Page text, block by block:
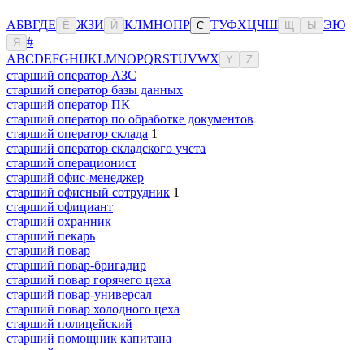
АБВГДЕ Ё ЖЗИ Й КЛМНОПР С ТУФХЦЧШ Ы ЭЮ
Я
#
ABCDEFGHIJKLMNOPQRSTUVWX Y Z
старший оператор АЗС
старший оператор базы данных
старший оператор ПК
старший оператор по обработке документов
старший оператор склада 1
старший оператор складского учета
старший операционист
старший офис-менеджер
старший офисный сотрудник 1
старший официант
старший охранник
старший пекарь
старший повар
старший повар-бригадир
старший повар горячего цеха
старший повар-универсал
старший повар холодного цеха
старший полицейский
старший помощник капитана